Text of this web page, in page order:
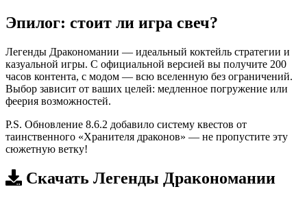
Эпилог: стоит ли игра свеч?
Легенды Дракономании — идеальный коктейль стратегии и
казуальной игры. С официальной версией вы получите 200
часов контента, с модом — всю вселенную без ограничений.
Выбор зависит от ваших целей: медленное погружение или
феерия возможностей.
P.S. Обновление 8.6.2 добавило систему квестов от
таинственного «Хранителя драконов» — не пропустите эту
сюжетную ветку!
Скачать Легенды Дракономании